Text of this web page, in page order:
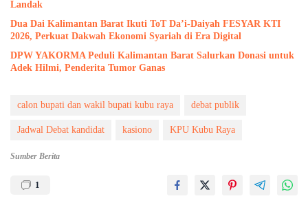
Landak
Dua Dai Kalimantan Barat Ikuti ToT Da’i-Daiyah FESYAR KTI
2026, Perkuat Dakwah Ekonomi Syariah di Era Digital
DPW YAKORMA Peduli Kalimantan Barat Salurkan Donasi untuk
Adek Hilmi, Penderita Tumor Ganas
calon bupati dan wakil bupati kubu raya debat publik
Jadwal Debat kandidat kasiono KPU Kubu Raya
Sumber Berita
1